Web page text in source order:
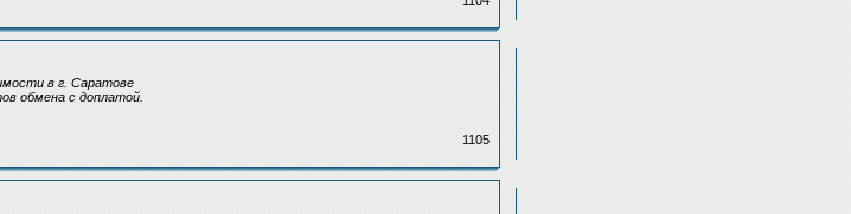
в г. Саратове
обмена с доплатой.
1105